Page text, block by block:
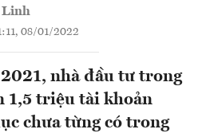
Linh
08/01/2022
nhà đầu tư trong
1,5 triệu tài khoản
chưa từng có trong